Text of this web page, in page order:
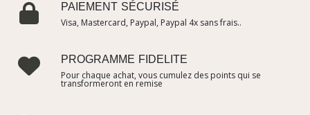
PAIEMENT SÉCURISÉ
Visa, Mastercard, Paypal, Paypal 4x sans frais..
PROGRAMME FIDELITE
Pour chaque achat, vous cumulez des points qui se
transformeront en remise